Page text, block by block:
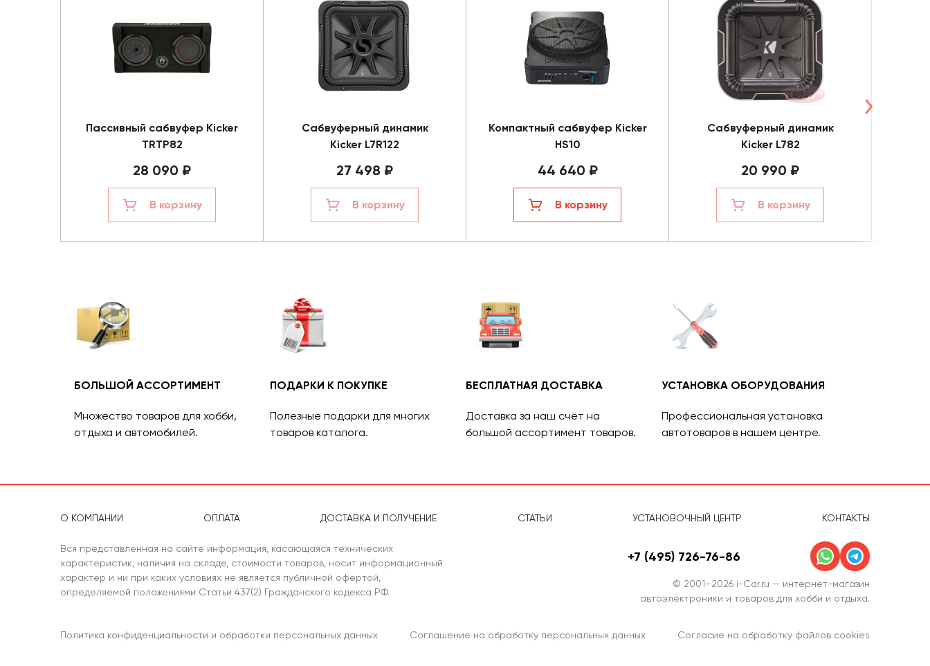
Пассивный сабвуфер Kicker
TRTP82
28 090 ₽
В корзину
Сабвуферный динамик
Kicker L7R122
27 498 ₽
В корзину
Компактный сабвуфер Kicker
HS10
44 640 ₽
В корзину
Сабвуферный динамик
Kicker L782
20 990 ₽
В корзину
БОЛЬШОЙ АССОРТИМЕНТ
Множество товаров для хобби,
отдыха и автомобилей.
ПОДАРКИ К ПОКУПКЕ
Полезные подарки для многих
товаров каталога.
БЕСПЛАТНАЯ ДОСТАВКА
Доставка за наш счёт на
большой ассортимент товаров.
УСТАНОВКА ОБОРУДОВАНИЯ
Профессиональная установка
автотоваров в нашем центре.
О КОМПАНИИ ОПЛАТА ДОСТАВКА И ПОЛУЧЕНИЕ СТАТЬИ УСТАНОВОЧНЫЙ ЦЕНТР КОНТАКТЫ
Вся представленная на сайте информация, касающаяся технических
характеристик, наличия на складе, стоимости товаров, носит информационный
характер и ни при каких условиях не является публичной офертой,
определяемой положениями Статьи 437(2) Гражданского кодекса РФ.
+7 (495) 726-76-86
© 2001–2026 i-Car.ru — интернет-магазин
автоэлектроники и товаров для хобби и отдыха.
Политика конфиденциальности и обработки персональных данных Соглашение на обработку персональных данных Согласие на обработку файлов cookies